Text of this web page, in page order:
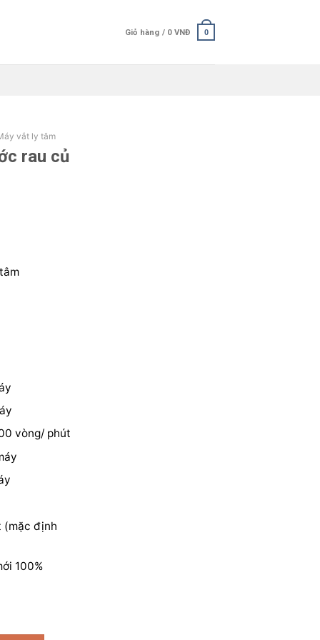
Giỏ hàng / 0 VNĐ 0
vắt ly tâm
rau củ
vòng/ phút
(mặc định
100%